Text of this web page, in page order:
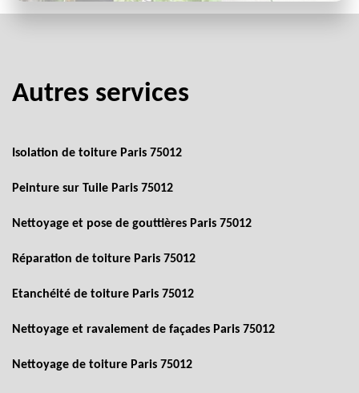
Autres services
Isolation de toiture Paris 75012
Peinture sur Tuile Paris 75012
Nettoyage et pose de gouttières Paris 75012
Réparation de toiture Paris 75012
Etanchéité de toiture Paris 75012
Nettoyage et ravalement de façades Paris 75012
Nettoyage de toiture Paris 75012